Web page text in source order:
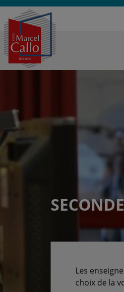
Les
choix de la